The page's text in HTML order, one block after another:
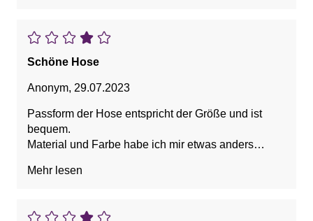
Schöne Hose
Anonym, 29.07.2023
Passform der Hose entspricht der Größe und ist
bequem.
Material und Farbe habe ich mir etwas anders
Kann ich weiterempfehlen
Mehr lesen